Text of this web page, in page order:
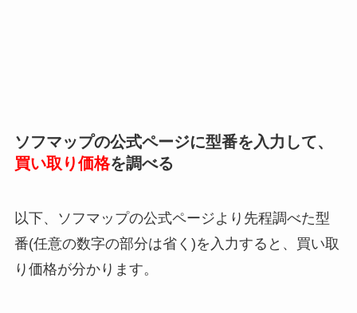
ソフマップの公式ページに型番を入力して、
買い取り価格を調べる
以下、ソフマップの公式ページより先程調べた型
番(任意の数字の部分は省く)を入力すると、買い取
り価格が分かります。